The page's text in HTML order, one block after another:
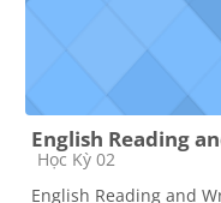
English Reading
Course category
Học Kỳ 02
English Reading and